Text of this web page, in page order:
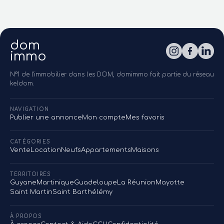
dom
immo
N°1 de l'immobilier dans les DOM, domimmo fait partie du réseau
keldom.
NAVIGATION
Publier une annonceMon compteMes favoris
CATÉGORIES
Vente LocationNeufsAppartementsMaisons
TERRITOIRES
GuyaneMartiniqueGuadeloupe La RéunionMayotte
Saint MartinSaint Barthélémy
À PROPOS